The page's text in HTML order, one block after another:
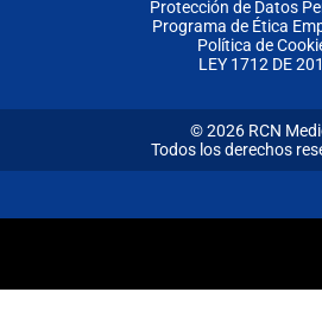
Protección de Datos
Programa de Ética
Política de
LEY 1712 DE
© 2026 RCN
Todos los derechos